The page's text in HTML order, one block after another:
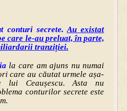
conturi secrete.Au existat
care le-au preluat, în parte,
tranziției.
la care am ajuns nu numai
care au căutat urmele așa-
lui Ceaușescu. Asta nu
conturilor secrete este